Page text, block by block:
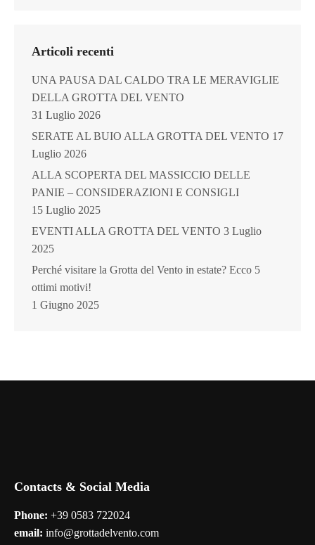
Articoli recenti
UNA PAUSA DAL CALDO TRA LE MERAVIGLIE
DELLA GROTTA DEL VENTO
31 Luglio 2026
SERATE AL BUIO ALLA GROTTA DEL VENTO 17
Luglio 2026
ALLA SCOPERTA DEL MASSICCIO DELLE
PANIE – CONSIDERAZIONI E CONSIGLI
15 Luglio 2025
EVENTI ALLA GROTTA DEL VENTO 3 Luglio
2025
Perché visitare la Grotta del Vento in estate? Ecco 5
ottimi motivi!
1 Giugno 2025
Contacts & Social Media
Phone: +39 0583 722024
email: info@grottadelvento.com